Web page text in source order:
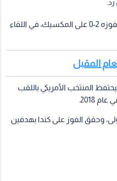
توج المنتخب الأمريكي بلقب النسخة الثالثة من بطولة دوري أمم أمريكا الشمالية بفوزه 2-0 على المكسيك، في اللقاء
المقبل
المباراة في الدقيقتين 45 و63 على التوالي، ليحتفظ المنتخب الأمريكي باللقب
2018.
نهائي النسخة الأولى، وحقق الفوز على كندا بهدفين